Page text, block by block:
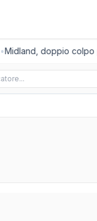
Midland, doppio colpo